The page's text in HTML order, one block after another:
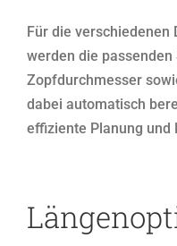
Für die verschiedenen
werden die
Zopfdurchmesser
dabei automatisch
effiziente Planung und